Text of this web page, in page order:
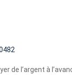
de l’argent à